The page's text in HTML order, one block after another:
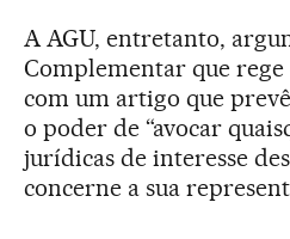
A AGU, entretanto,
Complementar que rege
com um artigo que
o poder de “avocar
jurídicas de interesse
concerne a sua